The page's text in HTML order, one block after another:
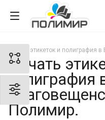
Печать этикеток и полиграфия
Печать
полиграфия
Полимир.